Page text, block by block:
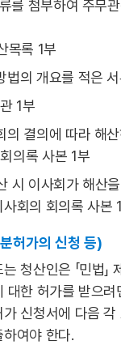
를 첨부하여 주무
목록 1부
법의 개요를 적은
1부
의 결의에 따라 해
의록 사본 1부
시 이사회가 해산
회의 회의록 사본
허가의 신청 등)
청산인은 「민법
대한 허가를 받으려
신청서에 다음
여야 한다.